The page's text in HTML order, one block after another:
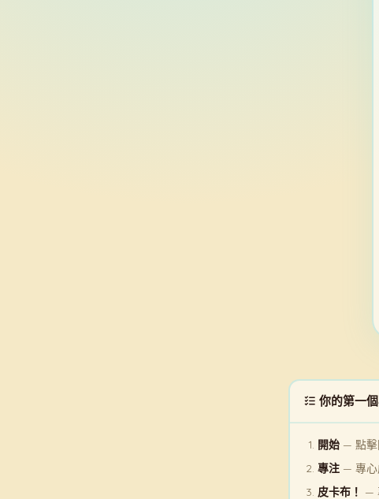
你的第一
開始 — 點擊
專注 — 專心
皮卡布！ —